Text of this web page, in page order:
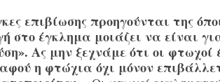
επιβίωσης προηγούνται της
στο έγκλημα μοιάζει να είναι
Ας μην ξεχνάμε ότι οι φτωχοί
η φτώχια όχι μόνον